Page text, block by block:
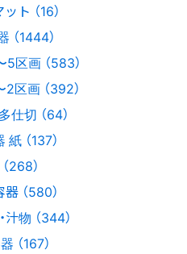
ト （16）
（1444）
区画 （583）
区画 （392）
仕切 （64）
（137）
268）
（580）
汁物 （344）
（167）